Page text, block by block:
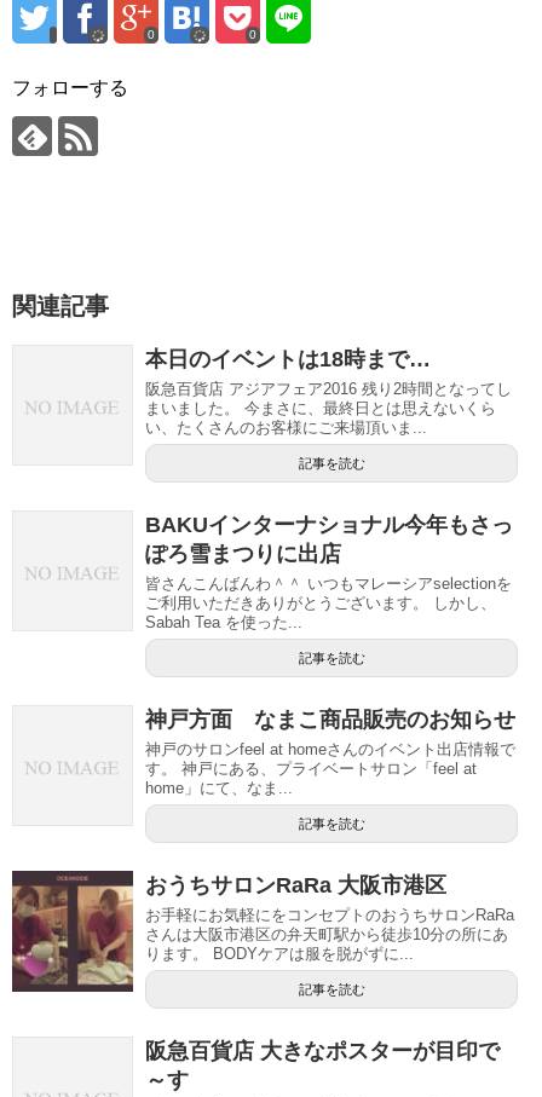
0 0
フォローする
関連記事
本日のイベントは18時まで…
阪急百貨店 アジアフェア2016 残り2時間となってし
まいました。 今まさに、最終日とは思えないくら
い、たくさんのお客様にご来場頂いま...
記事を読む
BAKUインターナショナル今年もさっ
ぽろ雪まつりに出店
皆さんこんばんわ＾＾ いつもマレーシアselectionを
ご利用いただきありがとうございます。 しかし、
Sabah Tea を使った...
記事を読む
神戸方面 なまこ商品販売のお知らせ
神戸のサロンfeel at homeさんのイベント出店情報で
す。 神戸にある、プライベートサロン「feel at
home」にて、なま...
記事を読む
おうちサロンRaRa 大阪市港区
お手軽にお気軽にをコンセプトのおうちサロンRaRa
さんは大阪市港区の弁天町駅から徒歩10分の所にあ
ります。 BODYケアは服を脱がずに...
記事を読む
阪急百貨店 大きなポスターが目印で
～す